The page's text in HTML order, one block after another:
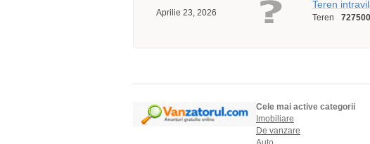
Aprilie 23, 2026
Teren
Teren
Cele mai active categorii
Imobiliare
De vanzare